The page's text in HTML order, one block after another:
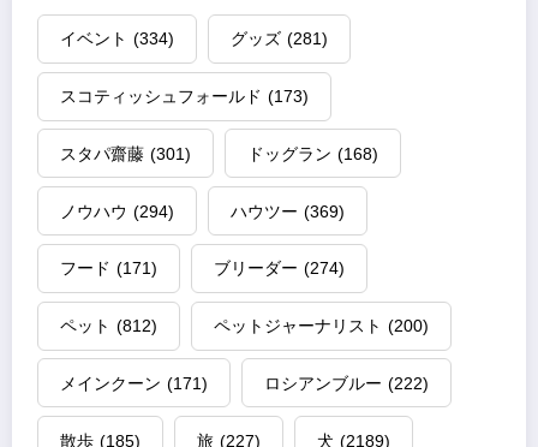
イベント (334) グッズ (281)
スコティッシュフォールド (173)
スタパ齋藤 (301) ドッグラン (168)
ノウハウ (294) ハウツー (369)
フード (171) ブリーダー (274)
ペット (812) ペットジャーナリスト (200)
メインクーン (171) ロシアンブルー (222)
散歩 (185) 旅 (227) 犬 (2189)